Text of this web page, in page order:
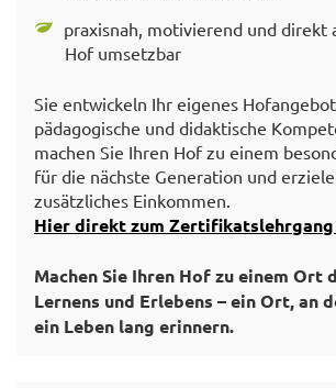
praxisnah, motivierend und direkt
Hof umsetzbar
Sie entwickeln Ihr eigenes
pädagogische und didaktische
machen Sie Ihren Hof zu einem
für die nächste Generation und
zusätzliches Einkommen.
Hier direkt zum Zertifikatslehrgang
Machen Sie Ihren Hof zu einem Ort
Lernens und Erlebens – ein Ort, an
ein Leben lang erinnern.